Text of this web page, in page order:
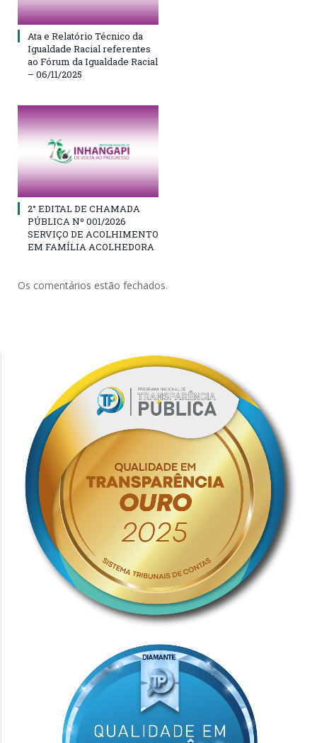
Ata e Relatório Técnico da
Igualdade Racial referentes
ao Fórum da Igualdade Racial
– 06/11/2025
2° EDITAL DE CHAMADA
PÚBLICA Nº 001/2026
SERVIÇO DE ACOLHIMENTO
EM FAMÍLIA ACOLHEDORA
Os comentários estão fechados.